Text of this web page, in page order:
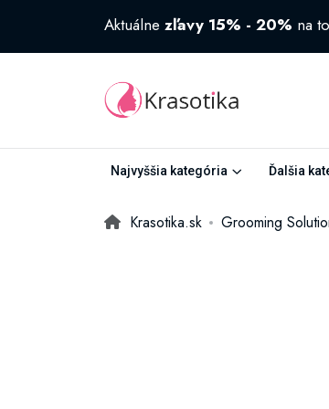
Aktuálne zľavy 15% - 20% na
Najvyššia kategória Ďalšia
Krasotika.sk Grooming